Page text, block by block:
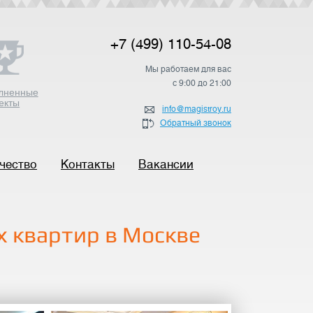
+7 (499) 110-54-08
Мы работаем для вас
с 9:00 до 21:00
info@magistroy.ru
Обратный звонок
Контакты Вакансии
квартир в Москве